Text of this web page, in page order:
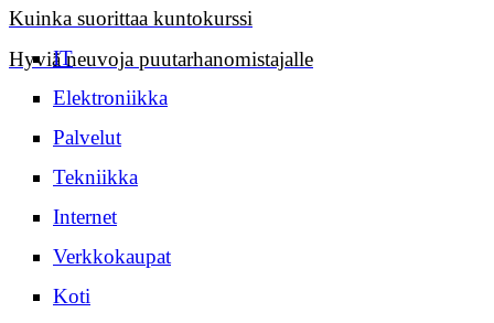
Kuinka suorittaa kuntokurssi
Hyviä neuvoja puutarhanomistajalle
IT
Elektroniikka
Palvelut
Tekniikka
Internet
Verkkokaupat
Koti